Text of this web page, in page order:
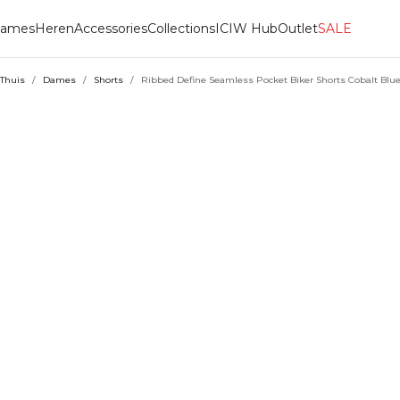
HerenAccessoriesCollectionsICIW HubOutletSALE
Thuis / Dames / Shorts / Ribbed Define Seamless Pocket Biker Shorts Cobalt Blue